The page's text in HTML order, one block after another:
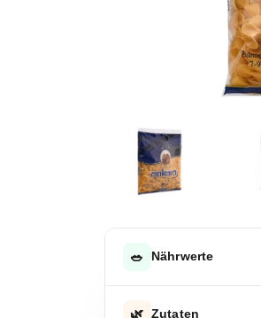
🥗 Nährwerte
🌿 Zutaten